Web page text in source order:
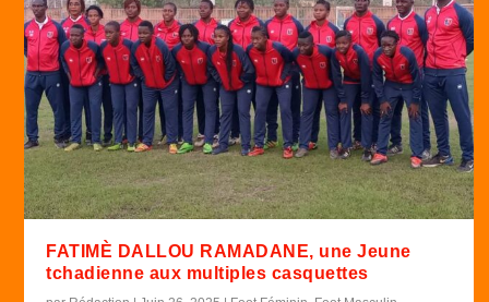
FATIMÈ DALLOU RAMADANE, une Jeune
tchadienne aux multiples casquettes